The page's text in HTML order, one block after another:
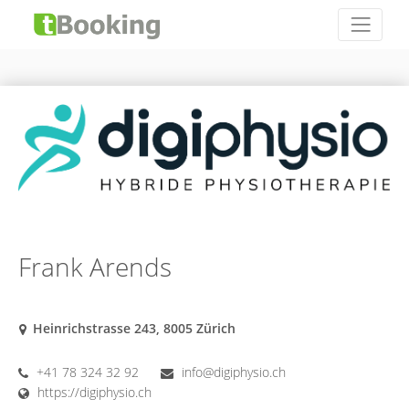
Frank Arends
Heinrichstrasse 243, 8005 Zürich
+41 78 324 32 92
info@digiphysio.ch
https://digiphysio.ch